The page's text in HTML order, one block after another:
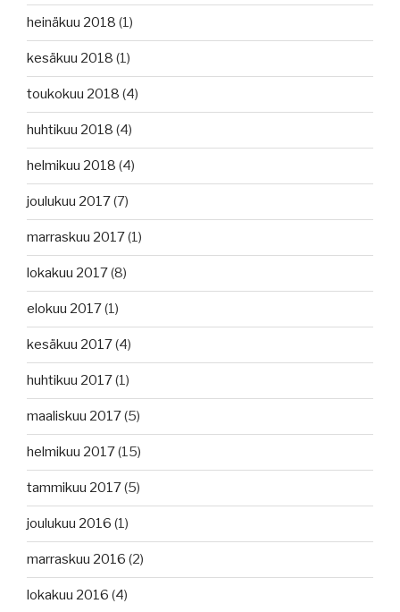
heinäkuu 2018 (1)
kesäkuu 2018 (1)
toukokuu 2018 (4)
huhtikuu 2018 (4)
helmikuu 2018 (4)
joulukuu 2017(7)
marraskuu 2017(1)
lokakuu 2017(8)
elokuu 2017(1)
kesäkuu 2017(4)
huhtikuu 2017(1)
maaliskuu 2017(5)
helmikuu 2017(15)
tammikuu 2017(5)
joulukuu 2016 (1)
marraskuu 2016 (2)
lokakuu 2016 (4)